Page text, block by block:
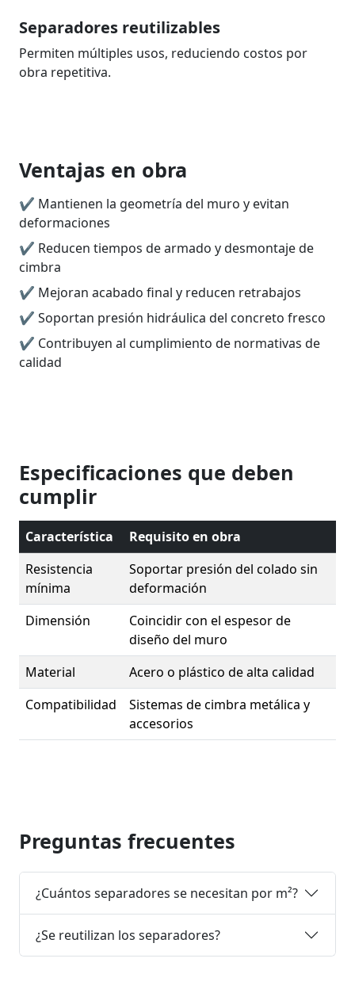
Separadores reutilizables
Permiten múltiples usos, reduciendo costos por
obra repetitiva.
Ventajas en obra
✔ Mantienen la geometría del muro y evitan
deformaciones
✔ Reducen tiempos de armado y desmontaje de
cimbra
✔ Mejoran acabado final y reducen retrabajos
✔ Soportan presión hidráulica del concreto fresco
✔ Contribuyen al cumplimiento de normativas de
calidad
Especificaciones que deben
cumplir
Característica
Requisito en obra
Resistencia
mínima
Soportar presión del colado sin
deformación
Dimensión
Coincidir con el espesor de
diseño del muro
Material
Acero o plástico de alta calidad
Compatibilidad
Sistemas de cimbra metálica y
accesorios
Preguntas frecuentes
¿Cuántos separadores se necesitan por m²?
¿Se reutilizan los separadores?